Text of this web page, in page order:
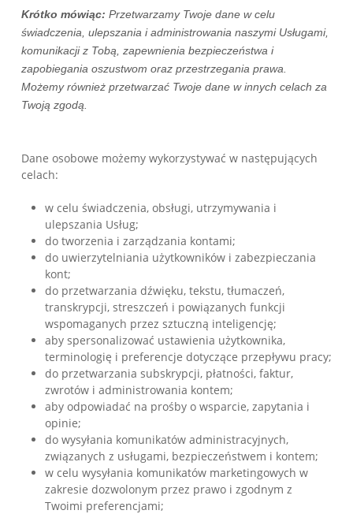
Krótko mówiąc: Przetwarzamy Twoje dane w celu
świadczenia, ulepszania i administrowania naszymi Usługami,
komunikacji z Tobą, zapewnienia bezpieczeństwa i
zapobiegania oszustwom oraz przestrzegania prawa.
Możemy również przetwarzać Twoje dane w innych celach za
Twoją zgodą.
Dane osobowe możemy wykorzystywać w następujących
celach:
w celu świadczenia, obsługi, utrzymywania i
ulepszania Usług;
do tworzenia i zarządzania kontami;
do uwierzytelniania użytkowników i zabezpieczania
kont;
do przetwarzania dźwięku, tekstu, tłumaczeń,
transkrypcji, streszczeń i powiązanych funkcji
wspomaganych przez sztuczną inteligencję;
aby spersonalizować ustawienia użytkownika,
terminologię i preferencje dotyczące przepływu pracy;
do przetwarzania subskrypcji, płatności, faktur,
zwrotów i administrowania kontem;
aby odpowiadać na prośby o wsparcie, zapytania i
opinie;
do wysyłania komunikatów administracyjnych,
związanych z usługami, bezpieczeństwem i kontem;
w celu wysyłania komunikatów marketingowych w
zakresie dozwolonym przez prawo i zgodnym z
Twoimi preferencjami;